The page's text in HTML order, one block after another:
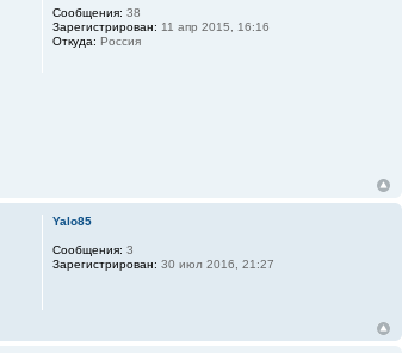
Сообщения: 38
Зарегистрирован: 11 апр 2015, 16:16
Откуда: Россия
Yalo85
Сообщения: 3
Зарегистрирован: 30 июл 2016, 21:27